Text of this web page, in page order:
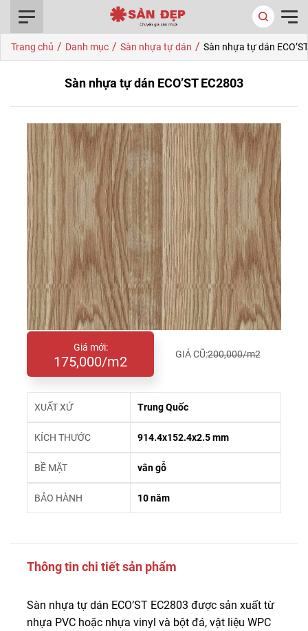
Trang chủ / Danh mục / Sàn nhựa tự dán / Sàn nhựa tự dán
Sàn nhựa tự dán ECO’ST EC2803
Giá mới:
175,000/m2 GIÁ CŨ:200,000/m2
XUẤT XỨ Trung Quốc
KÍCH THƯỚC 914.4x152.4x2.5 mm
BỀ MẶT vân gỗ
BẢO HÀNH 10 năm
Thông tin chi tiết sản phẩm
Sàn nhựa tự dán ECO’ST EC2803 được sản xuất từ
nhựa PVC hoặc nhựa vinyl và bột đá, vật liệu WPC